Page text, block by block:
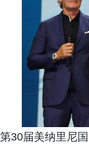
第30届美纳里尼